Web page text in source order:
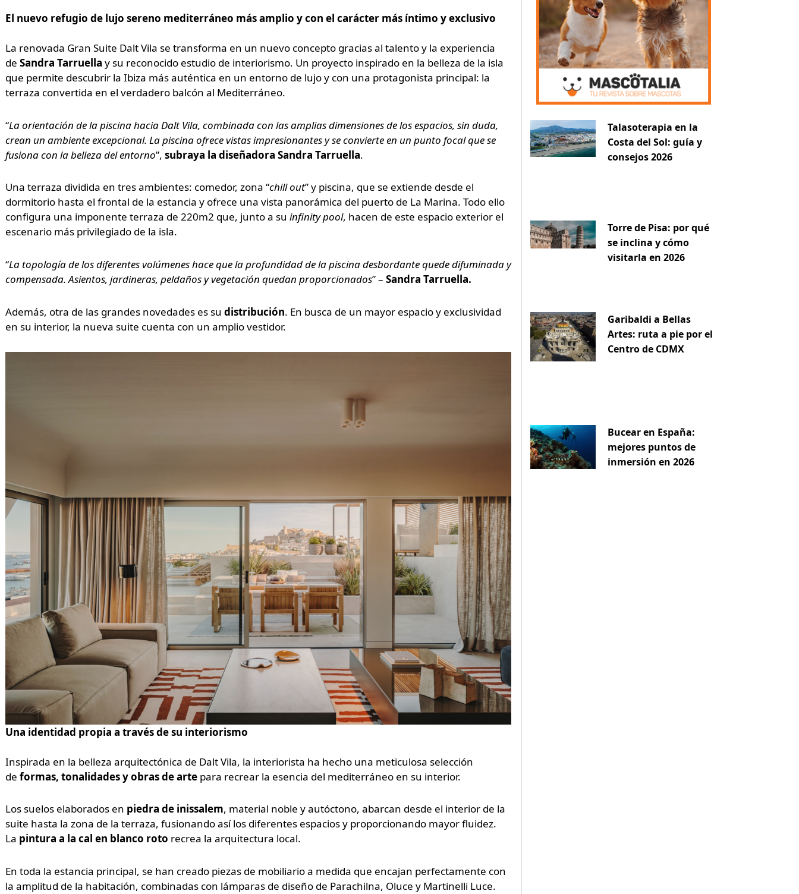
El nuevo refugio de lujo sereno mediterráneo más amplio y con el carácter más íntimo y exclusivo
La renovada Gran Suite Dalt Vila se transforma en un nuevo concepto gracias al talento y la experiencia
de Sandra Tarruella y su reconocido estudio de interiorismo. Un proyecto inspirado en la belleza de la isla
que permite descubrir la Ibiza más auténtica en un entorno de lujo y con una protagonista principal: la
terraza convertida en el verdadero balcón al Mediterráneo.
“La orientación de la piscina hacia Dalt Vila, combinada con las amplias dimensiones de los espacios, sin duda,
crean un ambiente excepcional. La piscina ofrece vistas impresionantes y se convierte en un punto focal que se
fusiona con la belleza del entorno”, subraya la diseñadora Sandra Tarruella.
Una terraza dividida en tres ambientes: comedor, zona “chill out” y piscina, que se extiende desde el
dormitorio hasta el frontal de la estancia y ofrece una vista panorámica del puerto de La Marina. Todo ello
configura una imponente terraza de 220m2 que, junto a su infinity pool, hacen de este espacio exterior el
escenario más privilegiado de la isla.
“La topología de los diferentes volúmenes hace que la profundidad de la piscina desbordante quede difuminada y
compensada. Asientos, jardineras, peldaños y vegetación quedan proporcionados” – Sandra Tarruella.
Además, otra de las grandes novedades es su distribución. En busca de un mayor espacio y exclusividad
en su interior, la nueva suite cuenta con un amplio vestidor.
Una identidad propia a través de su interiorismo
Inspirada en la belleza arquitectónica de Dalt Vila, la interiorista ha hecho una meticulosa selección
de formas, tonalidades y obras de arte para recrear la esencia del mediterráneo en su interior.
Los suelos elaborados en piedra de inissalem, material noble y autóctono, abarcan desde el interior de la
suite hasta la zona de la terraza, fusionando así los diferentes espacios y proporcionando mayor fluidez.
La pintura a la cal en blanco roto recrea la arquitectura local.
En toda la estancia principal, se han creado piezas de mobiliario a medida que encajan perfectamente con
la amplitud de la habitación, combinadas con lámparas de diseño de Parachilna, Oluce y Martinelli Luce.
Talasoterapia en la
Costa del Sol: guía y
consejos 2026
Torre de Pisa: por qué
se inclina y cómo
visitarla en 2026
Garibaldi a Bellas
Artes: ruta a pie por el
Centro de CDMX
Bucear en España:
mejores puntos de
inmersión en 2026